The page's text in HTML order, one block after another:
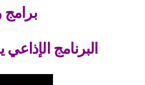
برامج
البرنامج